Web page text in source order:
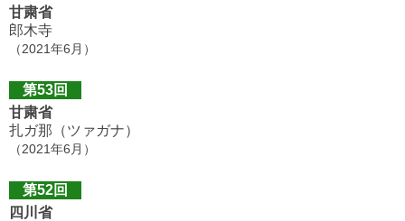
甘粛省
郎木寺
（2021年6月）
第53回
甘粛省
扎ガ那（ツァガナ）
（2021年6月）
第52回
四川省